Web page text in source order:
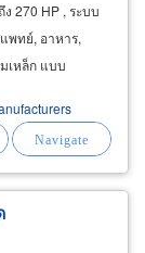
270 HP , ระบบ
พทย์, อาหาร,
เหล็ก แบบ